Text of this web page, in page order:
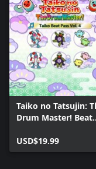
Taiko no Tatsujin:
Drum Master! Beat
USD$19.99